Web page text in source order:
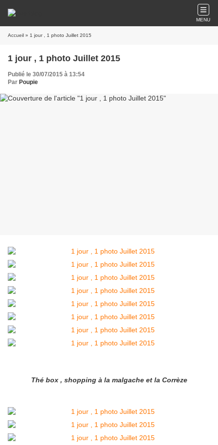
MENU
Accueil » 1 jour , 1 photo Juillet 2015
1 jour , 1 photo Juillet 2015
Publié le 30/07/2015 à 13:54
Par Poupie
Thé box , shopping à la malgache et la Corrèze